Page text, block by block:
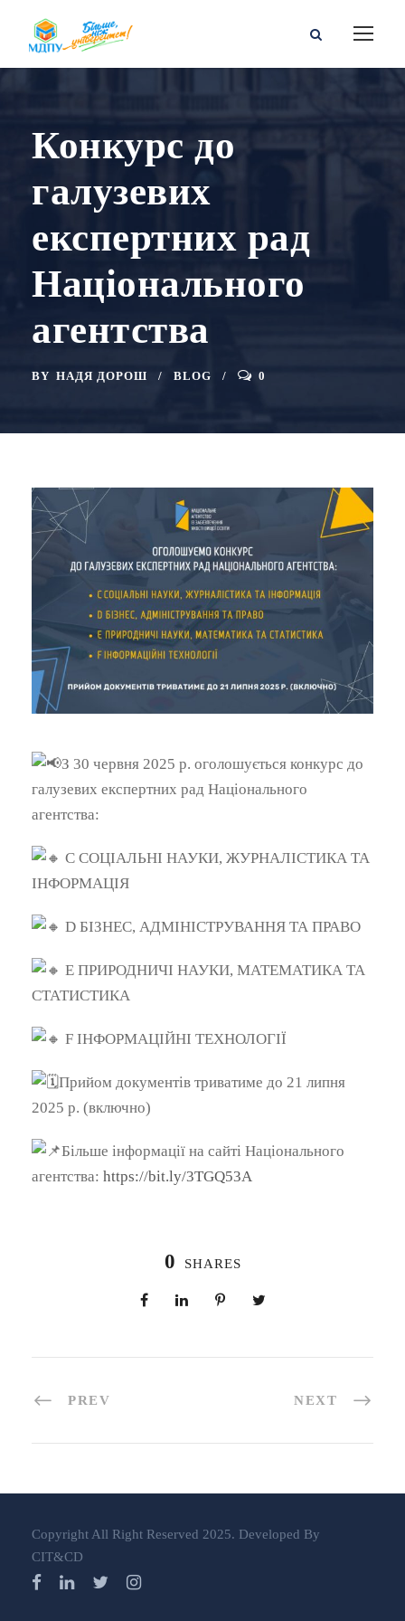
Конкурс до
галузевих
експертних рад
Національного
агентства
BY НАДЯ ДОРОШ BLOG 0
З 30 червня 2025 р. оголошується конкурс до
галузевих експертних рад Національного
агентства:
С СОЦІАЛЬНІ НАУКИ, ЖУРНАЛІСТИКА ТА
ІНФОРМАЦІЯ
D БІЗНЕС, АДМІНІСТРУВАННЯ ТА ПРАВО
E ПРИРОДНИЧІ НАУКИ, МАТЕМАТИКА ТА
СТАТИСТИКА
F ІНФОРМАЦІЙНІ ТЕХНОЛОГІЇ
Прийом документів триватиме до 21 липня
2025 р. (включно)
Більше інформації на сайті Національного
агентства: https://bit.ly/3TGQ53A
0 SHARES
PREV NEXT
Copyright All Right Reserved 2025. Developed By
CIT&CD